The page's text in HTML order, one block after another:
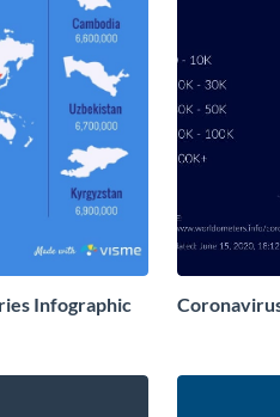
Infographic